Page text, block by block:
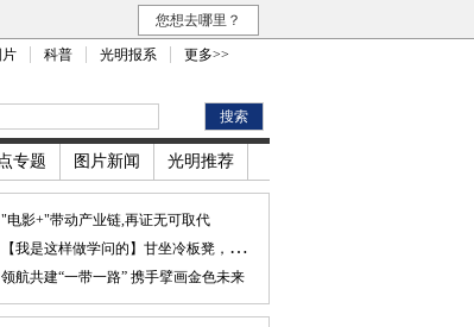
您想去哪里？
片 科普 光明报系 更多>>
专题 图片新闻 光明推荐
"电影+"带动产业链,再证无可取代
【我是这样做学问的】甘坐冷板凳，实践中求真知
领航共建“一带一路” 携手擘画金色未来